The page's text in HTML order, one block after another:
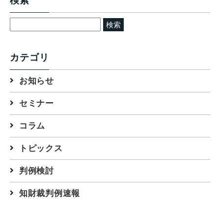
索:
カテゴリ
お知らせ
セミナー
コラム
トピックス
判例検討
知財裁判例速報